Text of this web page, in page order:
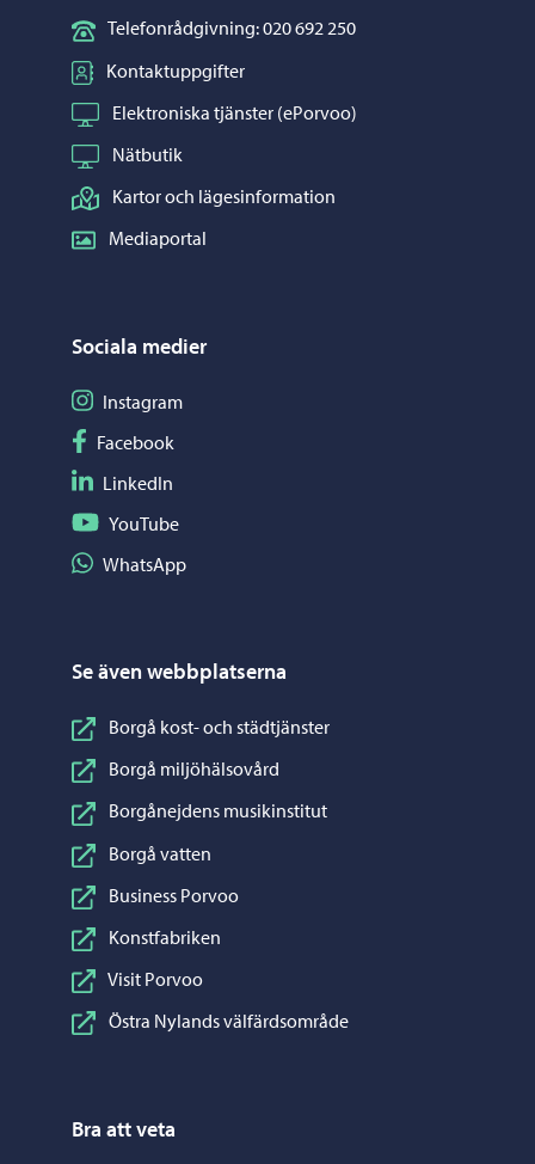
Telefonrådgivning: 020 692 250
Kontaktuppgifter
Elektroniska tjänster (ePorvoo)
Nätbutik
Kartor och lägesinformation
Mediaportal
Sociala medier
Följ på Instagram
Instagram
Följ på Facebook
Facebook
Följ på LinkedIn
LinkedIn
Följ på YouTube
YouTube
Dela på WhatsApp
WhatsApp
Se även webbplatserna
Borgå kost- och städtjänster
Borgå miljöhälsovård
Borgånejdens musikinstitut
Borgå vatten
Business Porvoo
Konstfabriken
Visit Porvoo
Östra Nylands välfärdsområde
Bra att veta